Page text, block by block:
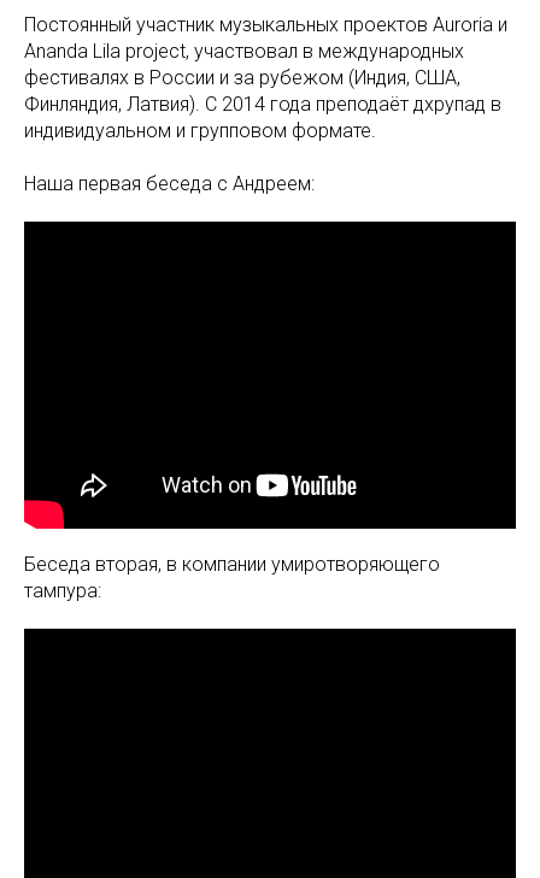
Постоянный участник музыкальных проектов Auroria и
Ananda Lila project, участвовал в международных
фестивалях в России и за рубежом (Индия, США,
Финляндия, Латвия). C 2014 года преподаёт дхрупад в
индивидуальном и групповом формате.
Наша первая беседа с Андреем:
Беседа вторая, в компании умиротворяющего
тампура: